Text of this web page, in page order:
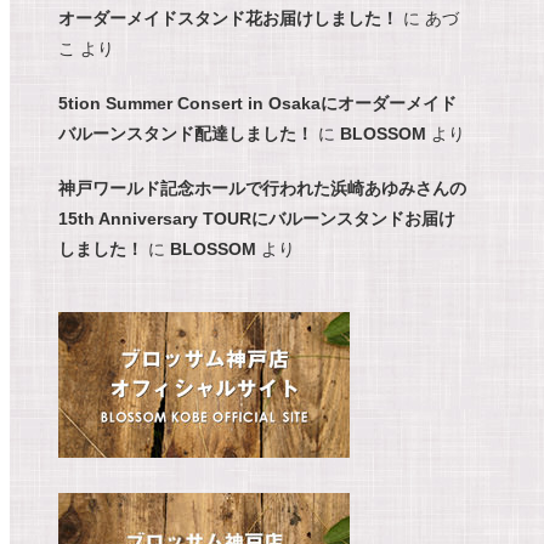
オーダーメイドスタンド花お届けしました！
に あづ
こ
より
5tion Summer Consert in Osakaにオーダーメイド
バルーンスタンド配達しました！
に BLOSSOM より
神戸ワールド記念ホールで行われた浜崎あゆみさんの
15th Anniversary TOURにバルーンスタンドお届け
しました！
に BLOSSOM より